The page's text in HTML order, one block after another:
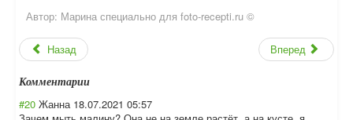
Автор: Марина специально для foto-recepti.ru ©
Назад Вперед
Комментарии
#20 Жанна 18.07.2021 05:57